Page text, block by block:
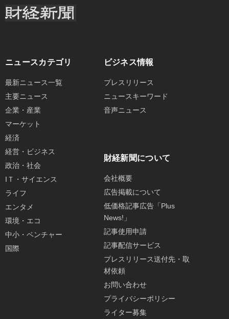
ニュースカテゴリ
最新ニュース一覧
主要ニュース
企業・産業
マーケット
経済
経営・ビジネス
政治・社会
IＴ・サイエンス
ライフ
エンタメ
環境・エコ
中小・ベンチャー
国際
ビジネス情報
プレスリリース
ニュースキーワード
音声ニュース
財経新聞について
会社概要
広告掲載について
低価格記事広告「Plus
News!」
記事使用申請
記事配信サービス
プレスリリース送付先・取
材依頼
お問い合わせ
プライバシーポリシー
ライター募集